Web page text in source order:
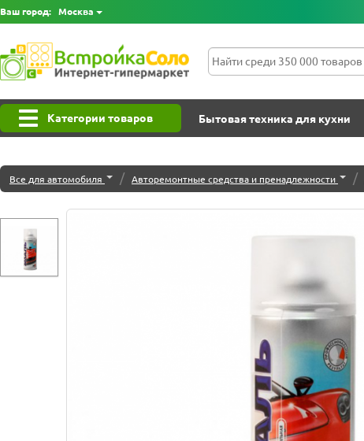
Ваш город: Москва
Категории товаров Бытовая техника для кухни
Все для автомобиля / Авторемонтные средства и пренадлежности /